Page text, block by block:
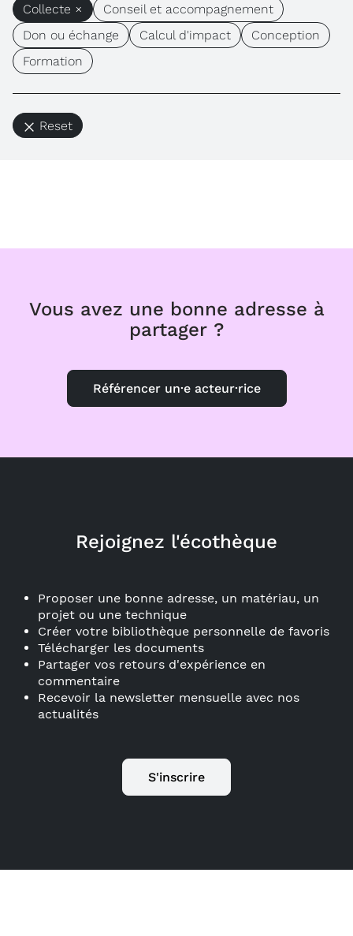
Collecte ×
Conseil et accompagnement
Don ou échange
Calcul d'impact
Conception
Formation
Reset
Vous avez une bonne adresse à
partager ?
Référencer un·e acteur·rice
Rejoignez l'écothèque
Proposer une bonne adresse, un matériau, un
projet ou une technique
Créer votre bibliothèque personnelle de favoris
Télécharger les documents
Partager vos retours d'expérience en
commentaire
Recevoir la newsletter mensuelle avec nos
actualités
S'inscrire